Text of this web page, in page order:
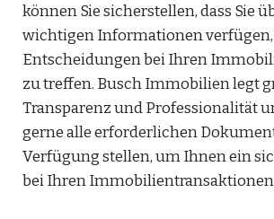
können Sie sicherstellen, dass Sie
wichtigen Informationen
Entscheidungen bei Ihren
zu treffen. Busch Immobilien legt
Transparenz und Professionalität
gerne alle erforderlichen
Verfügung stellen, um Ihnen ein
bei Ihren Immobilientransaktionen